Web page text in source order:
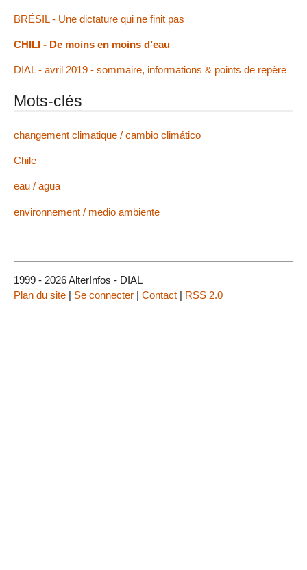
BRÉSIL - Une dictature qui ne finit pas
CHILI - De moins en moins d’eau
DIAL - avril 2019 - sommaire, informations & points de repère
Mots-clés
changement climatique / cambio climático
Chile
eau / agua
environnement / medio ambiente
1999 - 2026 AlterInfos - DIAL
Plan du site | Se connecter | Contact | RSS 2.0